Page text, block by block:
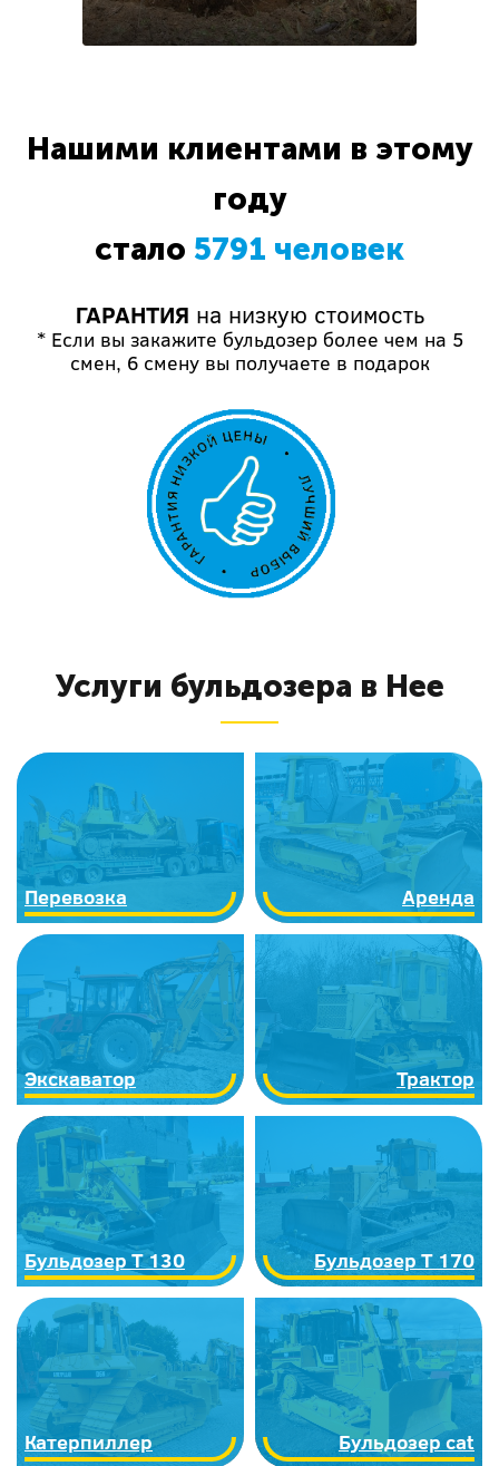
Нашими клиентами в этому
году
стало 5791 человек
ГАРАНТИЯ на низкую стоимость
* Если вы закажите бульдозер более чем на 5
смен, 6 смену вы получаете в подарок
Услуги бульдозера в Нее
Перевозка Аренда
Экскаватор Трактор
Бульдозер Т 130 Бульдозер Т 170
Катерпиллер Бульдозер cat